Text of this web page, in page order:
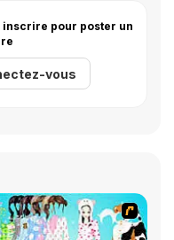
inscrire pour poster un
vous